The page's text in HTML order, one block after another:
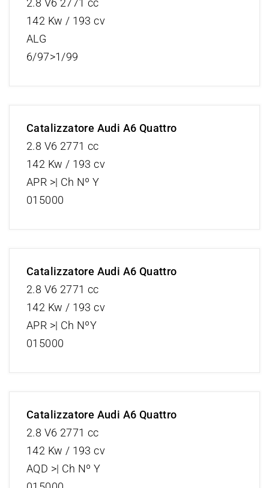
2.8 V6 2771 cc
142 Kw / 193 cv
ALG
6/97>1/99
Catalizzatore Audi A6 Quattro
2.8 V6 2771 cc
142 Kw / 193 cv
APR >| Ch Nº Y
015000
Catalizzatore Audi A6 Quattro
2.8 V6 2771 cc
142 Kw / 193 cv
APR >| Ch NºY
015000
Catalizzatore Audi A6 Quattro
2.8 V6 2771 cc
142 Kw / 193 cv
AQD >| Ch Nº Y